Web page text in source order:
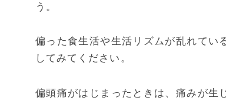
う。
偏った食生活や生活リズムが乱れてい
してみてください。
偏頭痛がはじまったときは、痛みが生